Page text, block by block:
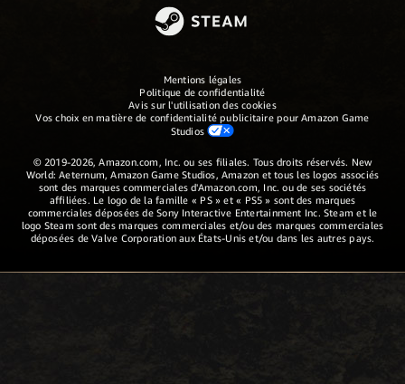
Mentions légales
Politique de confidentialité
Avis sur l'utilisation des cookies
Vos choix en matière de confidentialité publicitaire pour Amazon Game
Studios
© 2019-2026, Amazon.com, Inc. ou ses filiales. Tous droits réservés. New
World: Aeternum, Amazon Game Studios, Amazon et tous les logos associés
sont des marques commerciales d'Amazon.com, Inc. ou de ses sociétés
affiliées. Le logo de la famille « PS » et « PS5 » sont des marques
commerciales déposées de Sony Interactive Entertainment Inc. Steam et le
logo Steam sont des marques commerciales et/ou des marques commerciales
déposées de Valve Corporation aux États-Unis et/ou dans les autres pays.